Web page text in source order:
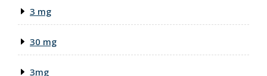
3 mg
30 mg
3mg